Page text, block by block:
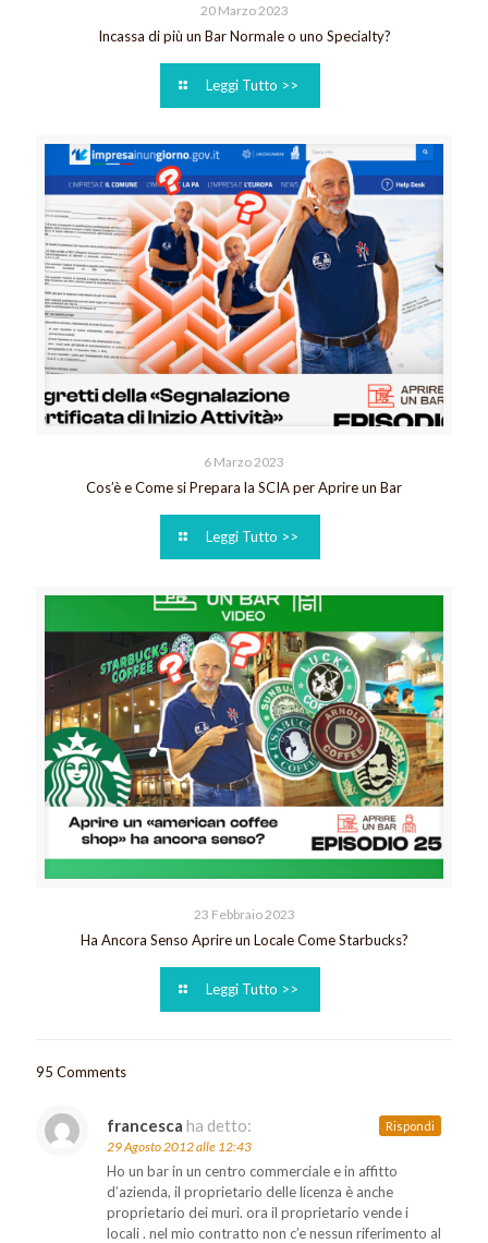
20 Marzo 2023
Incassa di più un Bar Normale o uno Specialty?
Leggi Tutto >>
6 Marzo 2023
Cos’è e Come si Prepara la SCIA per Aprire un Bar
Leggi Tutto >>
23 Febbraio 2023
Ha Ancora Senso Aprire un Locale Come Starbucks?
Leggi Tutto >>
95 Comments
francesca ha detto:
29 Agosto 2012 alle 12:43
Ho un bar in un centro commerciale e in affitto
d’azienda, il proprietario delle licenza è anche
proprietario dei muri. ora il proprietario vende i
locali . nel mio contratto non c’e nessun riferimento al
Rispondi